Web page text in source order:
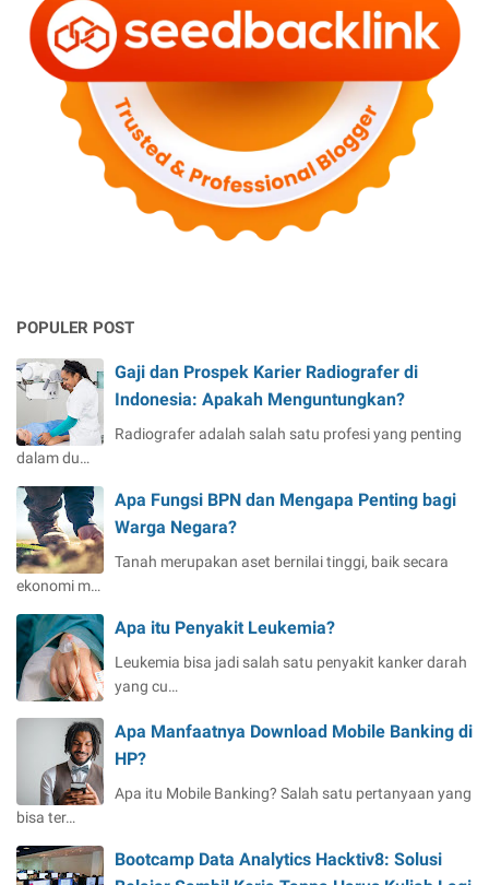
POPULER POST
Gaji dan Prospek Karier Radiografer di
Indonesia: Apakah Menguntungkan?
Radiografer adalah salah satu profesi yang penting
dalam du…
Apa Fungsi BPN dan Mengapa Penting bagi
Warga Negara?
Tanah merupakan aset bernilai tinggi, baik secara
ekonomi m…
Apa itu Penyakit Leukemia?
Leukemia bisa jadi salah satu penyakit kanker darah
yang cu…
Apa Manfaatnya Download Mobile Banking di
HP?
Apa itu Mobile Banking? Salah satu pertanyaan yang
bisa ter…
Bootcamp Data Analytics Hacktiv8: Solusi